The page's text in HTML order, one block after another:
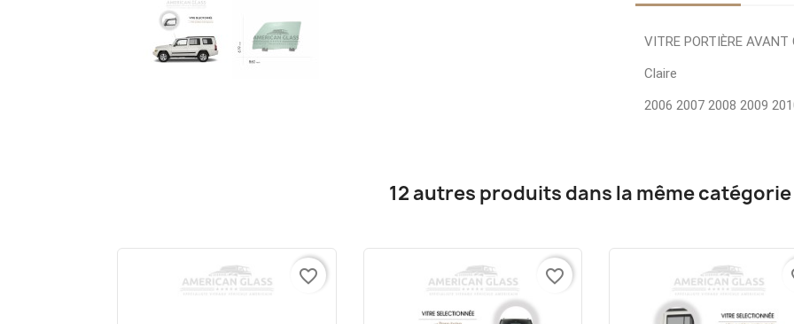
VITRE PORTIÈRE AVANT
Claire
2006 2007 2008 2009
12 autres produits dans la même catégorie
favorite_border favorite_border